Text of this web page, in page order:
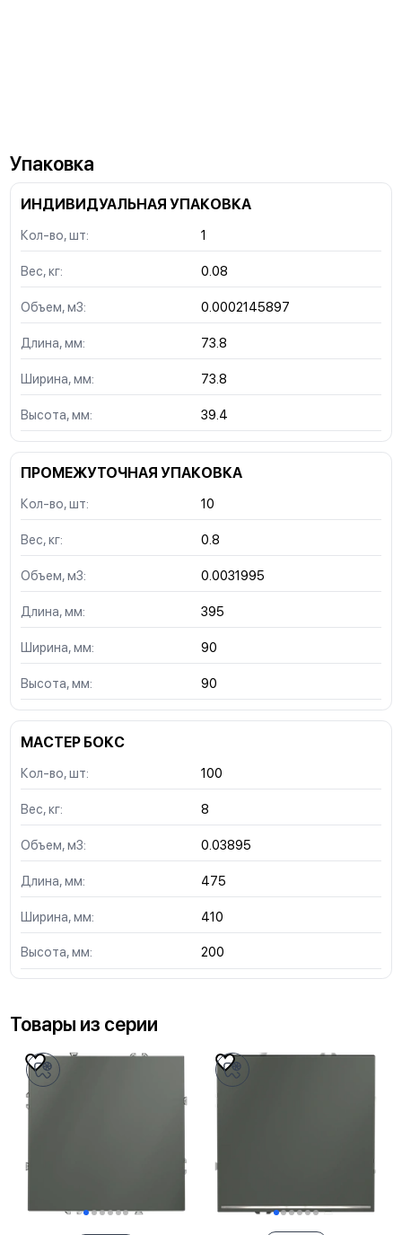
Упаковка
ИНДИВИДУАЛЬНАЯ УПАКОВКА
Кол-во, шт: 1
Вес, кг: 0.08
Объем, м3: 0.0002145897
Длина, мм: 73.8
Ширина, мм: 73.8
Высота, мм: 39.4
ПРОМЕЖУТОЧНАЯ УПАКОВКА
Кол-во, шт: 10
Вес, кг: 0.8
Объем, м3: 0.0031995
Длина, мм: 395
Ширина, мм: 90
Высота, мм: 90
МАСТЕР БОКС
Кол-во, шт: 100
Вес, кг: 8
Объем, м3: 0.03895
Длина, мм: 475
Ширина, мм: 410
Высота, мм: 200
Товары из серии